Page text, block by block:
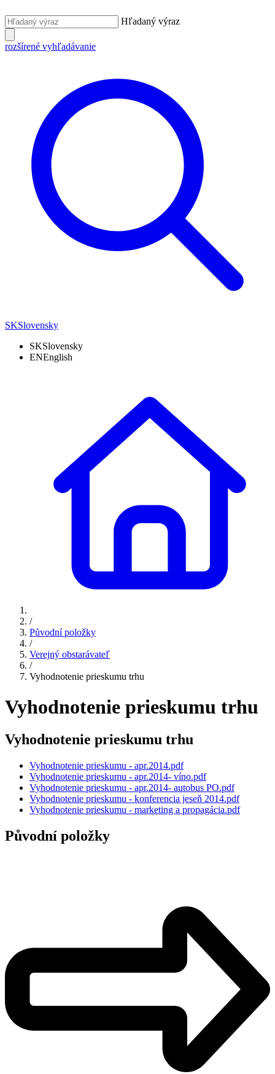
Hľadaný výraz
rozšírené vyhľadávanie
SKSlovensky
SKSlovensky
ENEnglish
/
Původní položky
/
Verejný obstarávateľ
/
Vyhodnotenie prieskumu trhu
Vyhodnotenie prieskumu trhu
Vyhodnotenie prieskumu trhu
Vyhodnotenie prieskumu - apr.2014.pdf
Vyhodnotenie prieskumu - apr.2014- víno.pdf
Vyhodnotenie prieskumu - apr.2014- autobus PO.pdf
Vyhodnotenie prieskumu - konferencia jeseň 2014.pdf
Vyhodnotenie prieskumu - marketing a propagácia.pdf
Původní položky